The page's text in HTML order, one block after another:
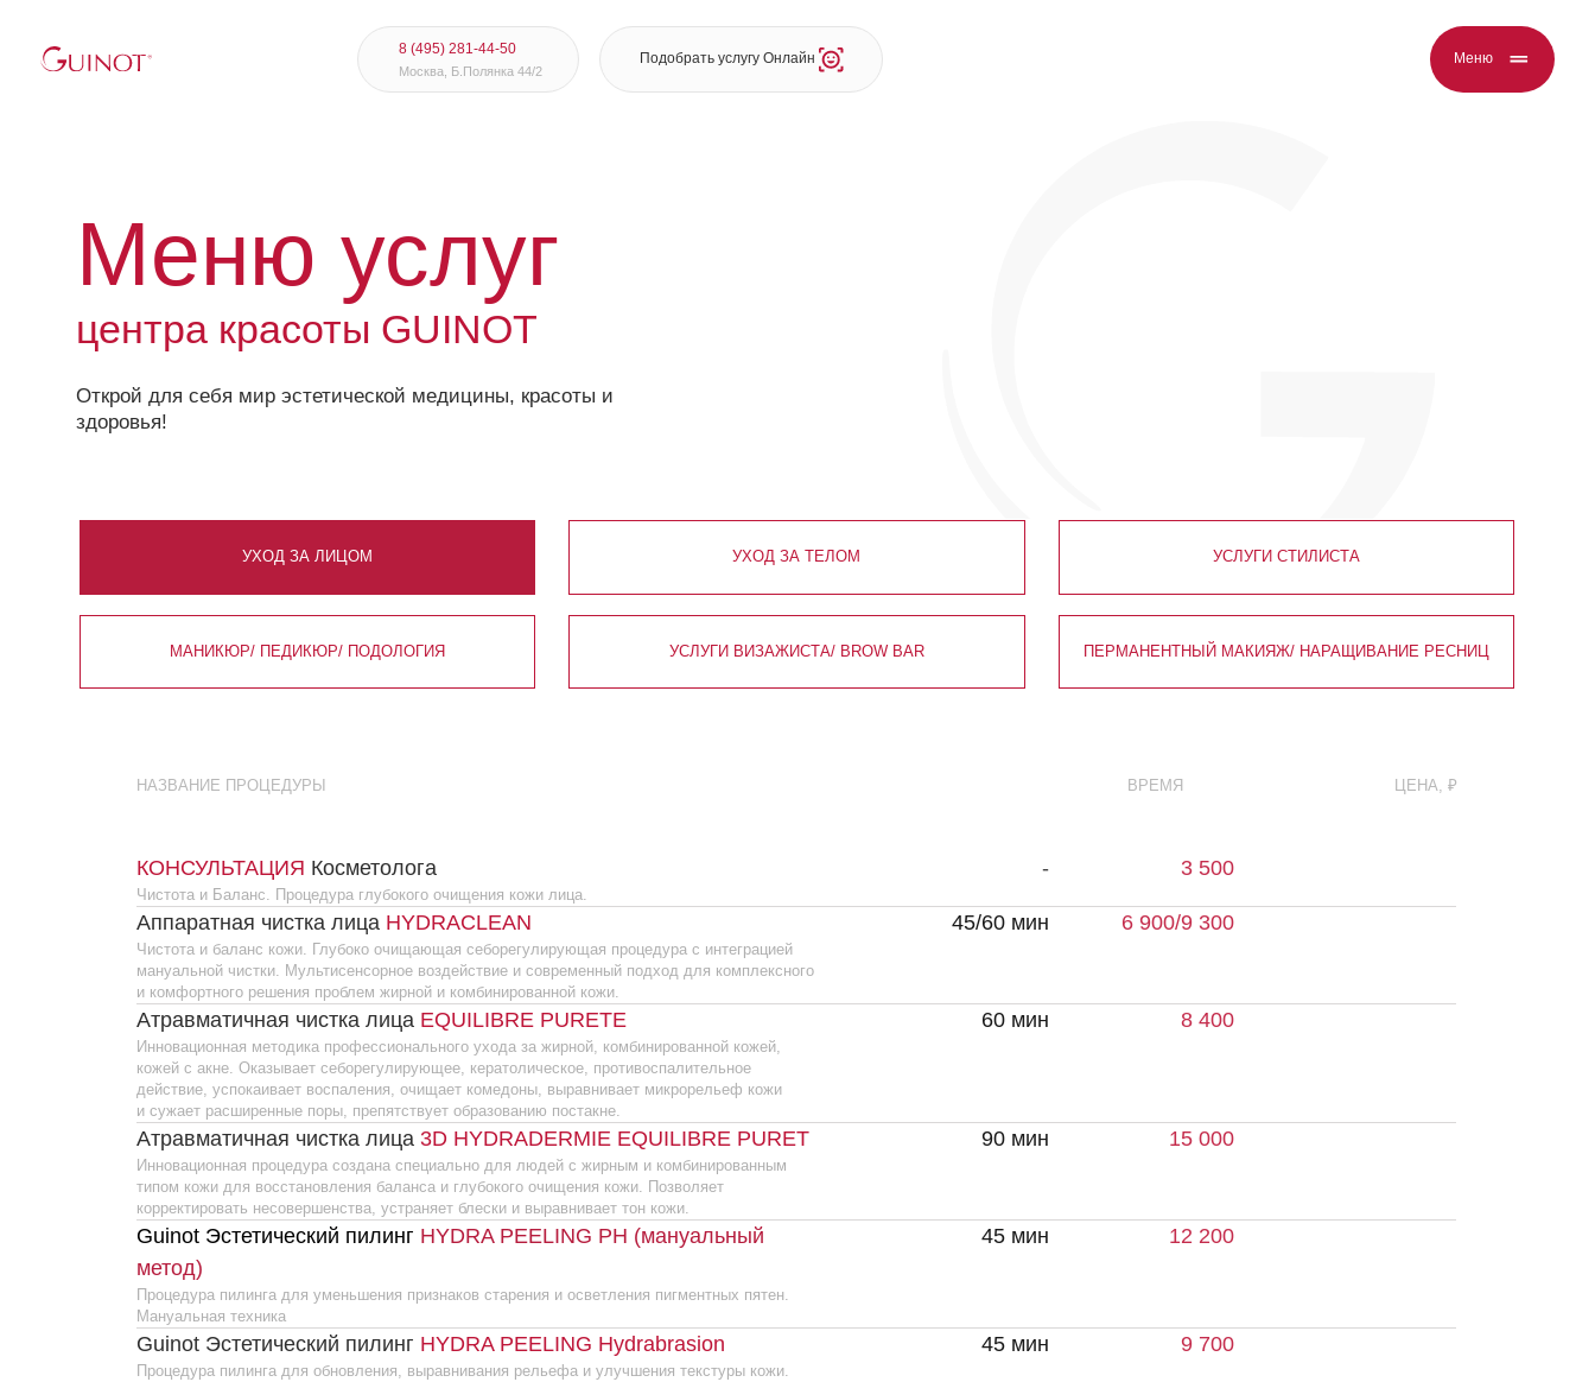
центра красоты GUINOT
Меню услуг
Открой для себя мир эстетической медицины, красоты и
Подобрать услугу Онлайн
8 (495) 281-44-50
КОНСУЛЬТАЦИЯКосметолога
Чистота и Баланс. Процедура глубокого очищения кожи лица.
мануальной чистки. Мультисенсорное воздействие и современный подход для комплексного
и комфортного решения проблем жирной и комбинированной кожи.
Атравматичная чистка лицаEQUILIBRE PURETE
Инновационная методика профессионального ухода за жирной, комбинированной кожей,
кожей с акне. Оказывает себорегулирующее, кератолическое, противоспалительное
действие, успокаивает воспаления, очищает комедоны, выравнивает микрорельеф кожи
и сужает расширенные поры, препятствует образованию постакне.
60 мин 8 400
Атравматичная чистка лица3D HYDRADERMIE EQUILIBRE PURET
Инновационная процедура создана специально для людей с жирным и комбинированным
типом кожи для восстановления баланса и глубокого очищения кожи. Позволяет
корректировать несовершенства, устраняет блески и выравнивает тон кожи.
15 000
Guinot Эстетический пилингHYDRA PEELING PH (мануальный
метод)
Процедура пилинга для уменьшения признаков старения и осветления пигментных пятен.
Мануальная техника
Guinot Эстетический пилингHYDRA PEELING Hydrabrasion
Процедура пилинга для обновления, выравнивания рельефа и улучшения текстуры кожи.
Мануальная техника
Пилинг + Увлажнение3D HYDRADERMIE Hydra-Peeling PH
Про-активная ревитализация и двойное увлажнение. Аппаратно-мануальная процедура.
Пилинг + Увлажнение3D HYDRADERMIE HYDRABRASION
Эстетический пилинг и ревитализация (аппаратный и мануальный метод). Мультифакторное
18 000